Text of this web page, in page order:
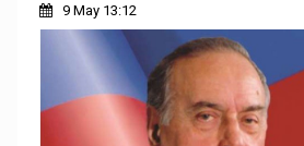
9 May 13:12